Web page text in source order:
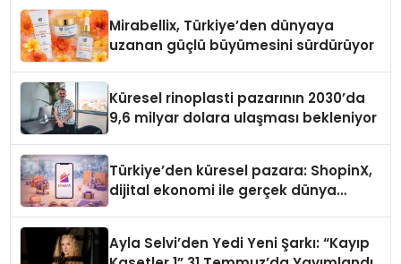
Mirabellix, Türkiye’den dünyaya
uzanan güçlü büyümesini sürdürüyor
Küresel rinoplasti pazarının 2030’da
9,6 milyar dolara ulaşması bekleniyor
Türkiye’den küresel pazara: ShopinX,
dijital ekonomi ile gerçek dünya
Ayla Selvi’den Yedi Yeni Şarkı: “Kayıp